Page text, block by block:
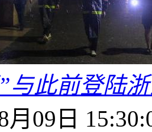
与此前登陆
月09日